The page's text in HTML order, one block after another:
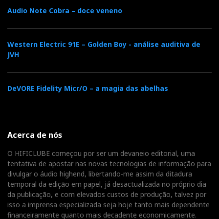
Mas foi só quando Dee Dee Bridgewater entrou em
palco com ‘
Feathers, acompanhada pela New Orleans Jazz
Orchestra, dirigida pelo trompetista Irwin Mayfield,
que a superioridade do LP ficou demasiado evidente
Aqui fica o registo em vídeo dessa audição, com o
som gravado ao vivo pelo meu Nagra SD, como prova
circunstancial dessa evidência. Até se ouvem os
poucos estalos do vinil. Mas o som é deveras
espetacular.
E dou o caso por encerrado.
Audio Note Cobra – doce veneno
Western Electric 91E – Golden Boy - análise auditiva de
JVH
DeVORE Fidelity Micr/O – a magia das abelhas
Acerca de nós
O HIFICLUBE começou por ser um devaneio editorial, uma
tentativa de apostar nas novas tecnologias de informação para
divulgar o áudio highend, libertando-me assim da ditadura
temporal da edição em papel, já desactualizada no próprio dia
da publicação, e com elevados custos de produção, talvez por
isso a imprensa especializada seja hoje tanto mais dependente
financeiramente quanto mais decadente economicamente.